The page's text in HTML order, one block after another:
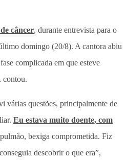
câncer, durante entrevista para o
domingo (20/8). A cantora abiu
complicada em que esteve
contou.
várias questões, principalmente de
Eu estava muito doente, com
bexiga comprometida. Fiz
descobrir o que era”,